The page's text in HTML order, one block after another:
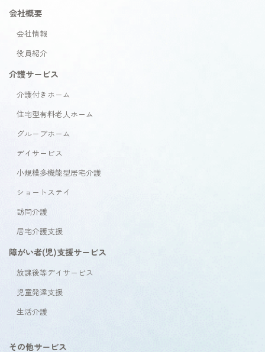
会社概要
会社情報
役員紹介
介護サービス
介護付きホーム
住宅型有料老人ホーム
グループホーム
デイサービス
小規模多機能型居宅介護
ショートステイ
訪問介護
居宅介護支援
障がい者(児)支援サービス
放課後等デイサービス
児童発達支援
生活介護
その他サービス